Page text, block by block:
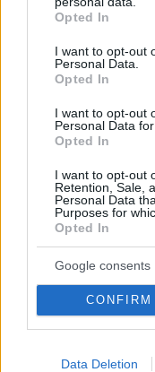
grant or deny
use your data for
consent section.
Opted In
I want to opt-out
Personal Data.
Opted In
I want to opt-out
Personal Data
Opted In
I want to opt-out
Retention, Sale,
Personal Data
Purposes for
Opted In
Google consents
CONFIRM
Data Deletion
26χρονου
08.08.2026, 12:18